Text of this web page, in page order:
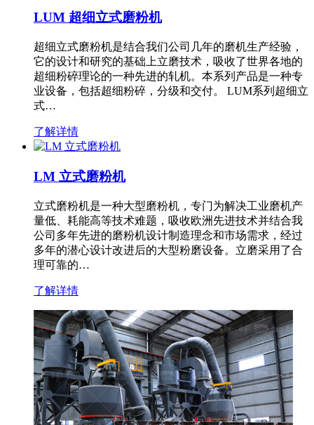
LUM 超细立式磨粉机
超细立式磨粉机是结合我们公司几年的磨机生产经验，
它的设计和研究的基础上立磨技术，吸收了世界各地的
超细粉碎理论的一种先进的轧机。本系列产品是一种专
业设备，包括超细粉碎，分级和交付。 LUM系列超细立
式…
了解详情
LM 立式磨粉机
立式磨粉机是一种大型磨粉机，专门为解决工业磨机产
量低、耗能高等技术难题，吸收欧洲先进技术并结合我
公司多年先进的磨粉机设计制造理念和市场需求，经过
多年的潜心设计改进后的大型粉磨设备。立磨采用了合
理可靠的…
了解详情